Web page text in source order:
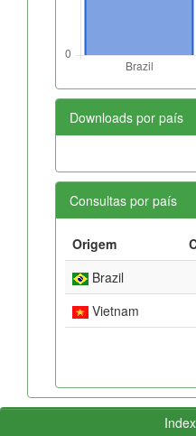
Downloads por país
Consultas por país
Origem
Brazil
Vietnam